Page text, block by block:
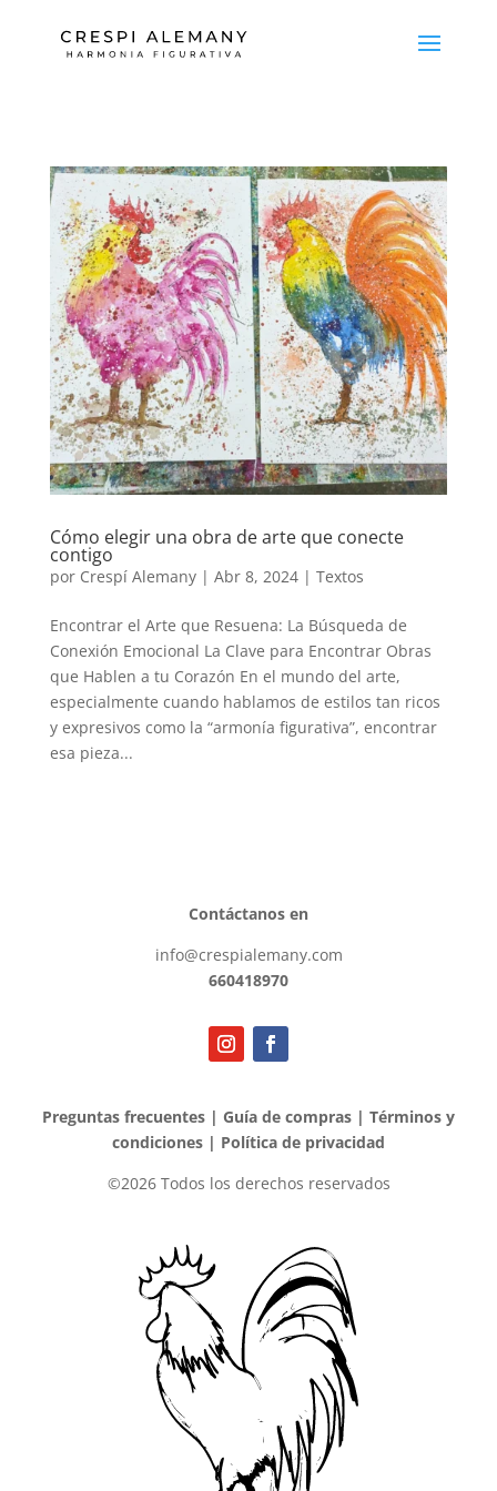
Cómo elegir una obra de arte que conecte
contigo
por Crespí Alemany| Abr 8, 2024| Textos
Encontrar el Arte que Resuena: La Búsqueda de
Conexión Emocional La Clave para Encontrar Obras
que Hablen a tu Corazón En el mundo del arte,
especialmente cuando hablamos de estilos tan ricos
y expresivos como la “armonía figurativa”, encontrar
esa pieza...
Contáctanos en
info@crespialemany.com
660418970
Preguntas frecuentes | Guía de compras | Términos y
condiciones | Política de privacidad
©2026 Todos los derechos reservados